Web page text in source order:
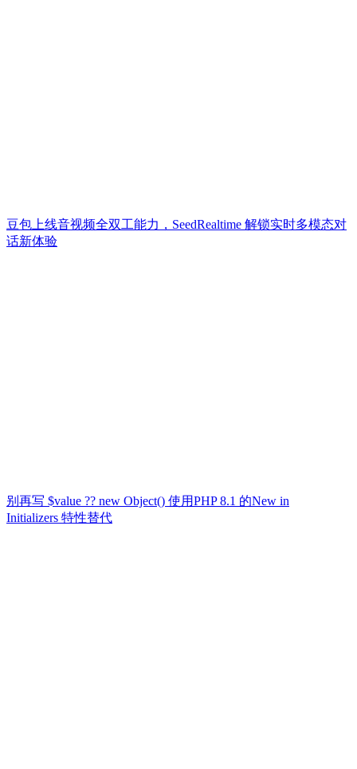
豆包上线音视频全双工能力，SeedRealtime 解锁实时多模态对
话新体验
别再写 $value ?? new Object() 使用PHP 8.1 的New in
Initializers 特性替代